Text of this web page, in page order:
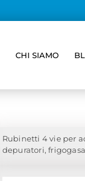
CHI SIAMO
Rubinetti 4 vie per
depuratori,